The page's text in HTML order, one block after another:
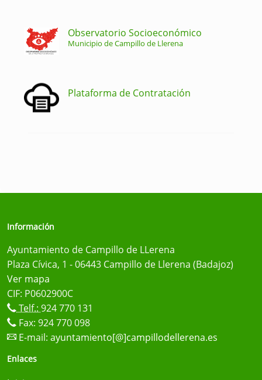
Observatorio Socioeconómico
Municipio de Campillo de Llerena
Plataforma de Contratación
Información
Ayuntamiento de Campillo de LLerena
Plaza Cívica, 1 - 06443 Campillo de Llerena (Badajoz)
Ver mapa
CIF: P0602900C
Telf.: 924 770 131
Fax: 924 770 098
E-mail: ayuntamiento[@]campillodellerena.es
Enlaces